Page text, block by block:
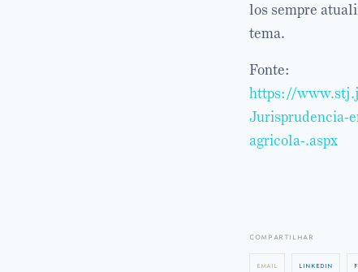
los sempre
tema.
Fonte:
https://
Jurisprudencia-
agricola-.aspx
compartilhar
email linkedin